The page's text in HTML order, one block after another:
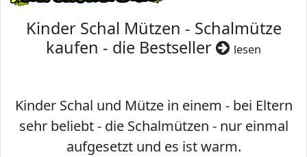
Kinder Schal Mützen - Schalmütze
kaufen - die Bestseller
lesen
Kinder Schal und Mütze in einem - bei Eltern
sehr beliebt - die Schalmützen - nur einmal
aufgesetzt und es ist warm.